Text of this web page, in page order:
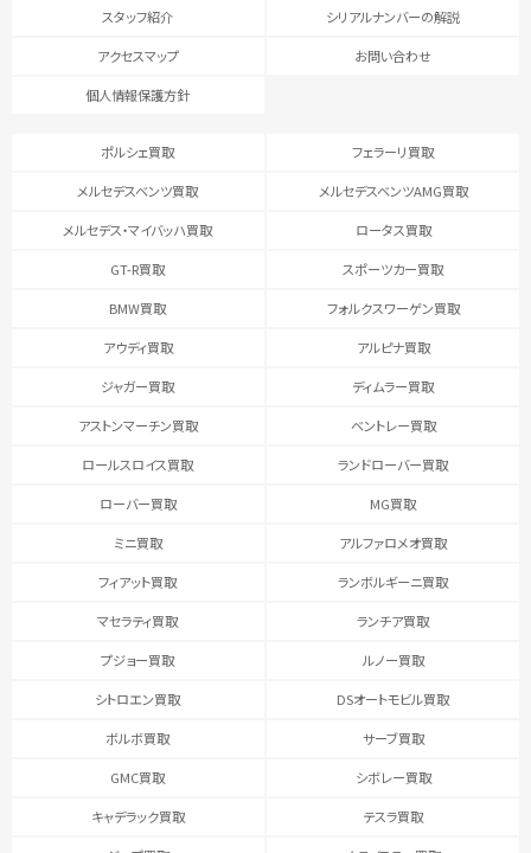
スタッフ紹介 シリアルナンバーの解説
アクセスマップ お問い合わせ
個人情報保護方針
ポルシェ買取 フェラーリ買取
メルセデスベンツ買取 メルセデスベンツAMG買取
メルセデス・マイバッハ買取 ロータス買取
GT-R買取 スポーツカー買取
BMW買取 フォルクスワーゲン買取
アウディ買取 アルピナ買取
ジャガー買取 ディムラー買取
アストンマーチン買取 ベントレー買取
ロールスロイス買取 ランドローバー買取
ローバー買取 MG買取
ミニ買取 アルファロメオ買取
フィアット買取 ランボルギーニ買取
マセラティ買取 ランチア買取
プジョー買取 ルノー買取
シトロエン買取 DSオートモビル買取
ボルボ買取 サーブ買取
GMC買取 シボレー買取
キャデラック買取 テスラ買取